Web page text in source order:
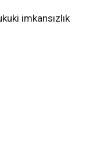
imkansızlık